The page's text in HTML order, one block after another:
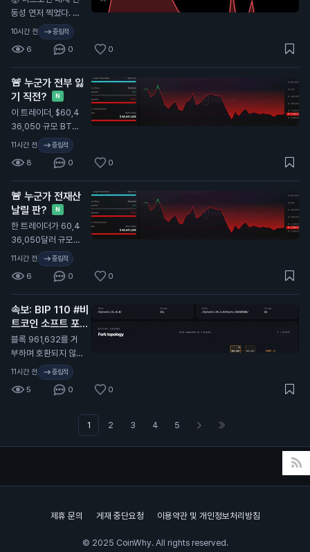
하게 버티는 중, SOL
은 모멘텀을 되찾아야
함. 패닉 금지. 추격 금
지. 유동성, 거래량, 주
요 지지선 체크. 다음
큰 움직임은 감정이
아니라 준비한 사람에
게 보상함. 인내하고,
정보 챙기자. DYOR.
N
동성 연저 찍었다. 이
게 뭔 뜻인지 알지...
10시간 전 중립적
6 0 0
🚨 누군가 전부 잃
기 직전?
N
이 트레이더, $60,4
36,050 규모 BTC
숏 잡음. 청산가: $6
5,313.1 — 올청산까
지 $350 남음.
11시간 전 중립적
8 0 0
🚨 누군가 전재산
날릴 판?
N
한 트레이더가 60,4
36,050달러 규모의
BTC 숏 포지션을 열
었음. 청산가: 65,31
3.1달러 완전 청산까
지 불과 350달러 차
이.
11시간 전 중립적
6 0 0
속보: BIP 110 #비
트코인 소프트 포크
가 공식적으로 실패
N
블록 961,632를 거
부하며 호환되지 않는
자체 블록체인으로 갈
11시간 전 중립적
5 0 0
1 2 3 4 5
제휴 문의 게재 중단요청 이용약관 및 개인정보처리방침
© 2025 CoinWhy. All rights reserved.